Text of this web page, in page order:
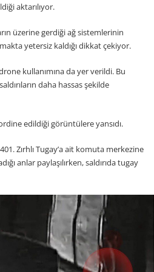
aktarılıyor.
üzerine gerdiği ağ sistemlerinin
yetersiz kaldığı dikkat çekiyor.
kullanımına da yer verildi. Bu
daha hassas şekilde
edildiği görüntülere yansıdı.
Zırhlı Tugay’a ait komuta merkezine
anlar paylaşılırken, saldırıda tugay